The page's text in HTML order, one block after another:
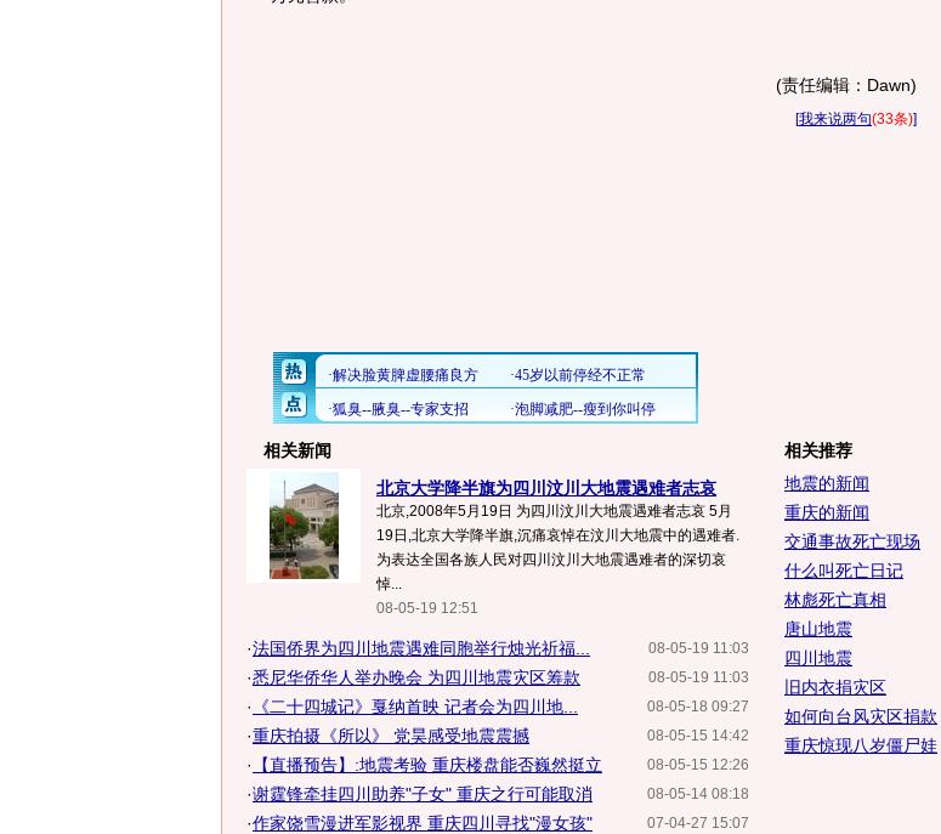
(责任编辑：Dawn)
[我来说两句(33条)]
相关新闻
北京大学降半旗为四川汶川大地震遇难者志哀
北京,2008年5月19日 为四川汶川大地震遇难者志哀 5月
19日,北京大学降半旗,沉痛哀悼在汶川大地震中的遇难者.
为表达全国各族人民对四川汶川大地震遇难者的深切哀
悼...
08-05-19 12:51
08-05-19 11:03
·法国侨界为四川地震遇难同胞举行烛光祈福...
08-05-19 11:03
·悉尼华侨华人举办晚会 为四川地震灾区筹款
08-05-18 09:27
· 《二十四城记》戛纳首映 记者会为四川地...
08-05-15 14:42
·重庆拍摄《所以》 党昊感受地震震撼
08-05-15 12:26
· 【直播预告】:地震考验 重庆楼盘能否巍然挺立
08-05-14 08:18
·谢霆锋牵挂四川助养"子女" 重庆之行可能取消
07-04-27 15:07
·作家饶雪漫进军影视界 重庆四川寻找"漫女孩"
相关推荐
地震的新闻
重庆的新闻
交通事故死亡现场
什么叫死亡日记
林彪死亡真相
唐山地震
四川地震
旧内衣捐灾区
如何向台风灾区捐款
重庆惊现八岁僵尸娃